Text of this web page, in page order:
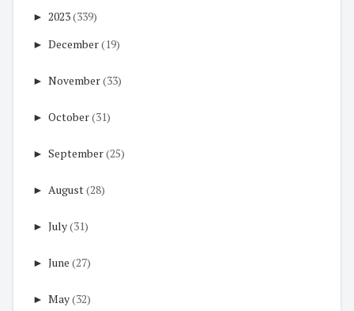
► 2023(339)
► December(19)
► November(33)
► October(31)
► September(25)
► August(28)
► July(31)
► June (27)
► May(32)